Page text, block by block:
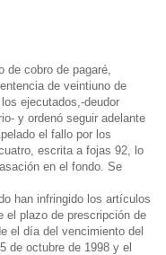
cobro de pagaré,
de veintiuno de
ejecutados,-deudor
y ordenó seguir adelante
el fallo por los
escrita a fojas 92, lo
en el fondo. Se
han infringido los artículos
el plazo de prescripción de
el día del vencimiento del
de octubre de 1998 y el